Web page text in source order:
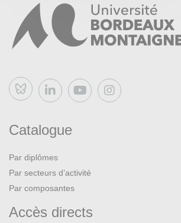
Bluesky
Catalogue
Par diplômes
Par secteurs d’activité
Par composantes
Accès directs